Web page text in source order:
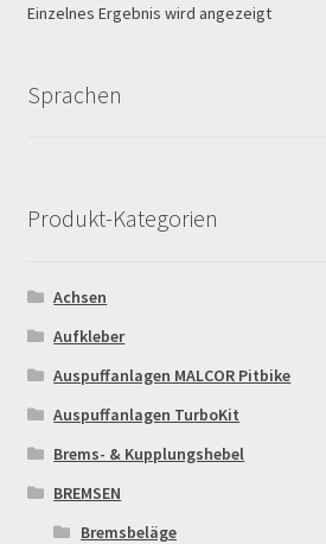
Newsletter
Order Confirmation
Order Failed
Pitbike Junior
Einzelnes Ergebnis wird angezeigt
Sprachen
Produkt-Kategorien
Achsen
Aufkleber
Auspuffanlagen MALCOR Pitbike
Auspuffanlagen TurboKit
Brems- & Kupplungshebel
BREMSEN
Bremsbeläge